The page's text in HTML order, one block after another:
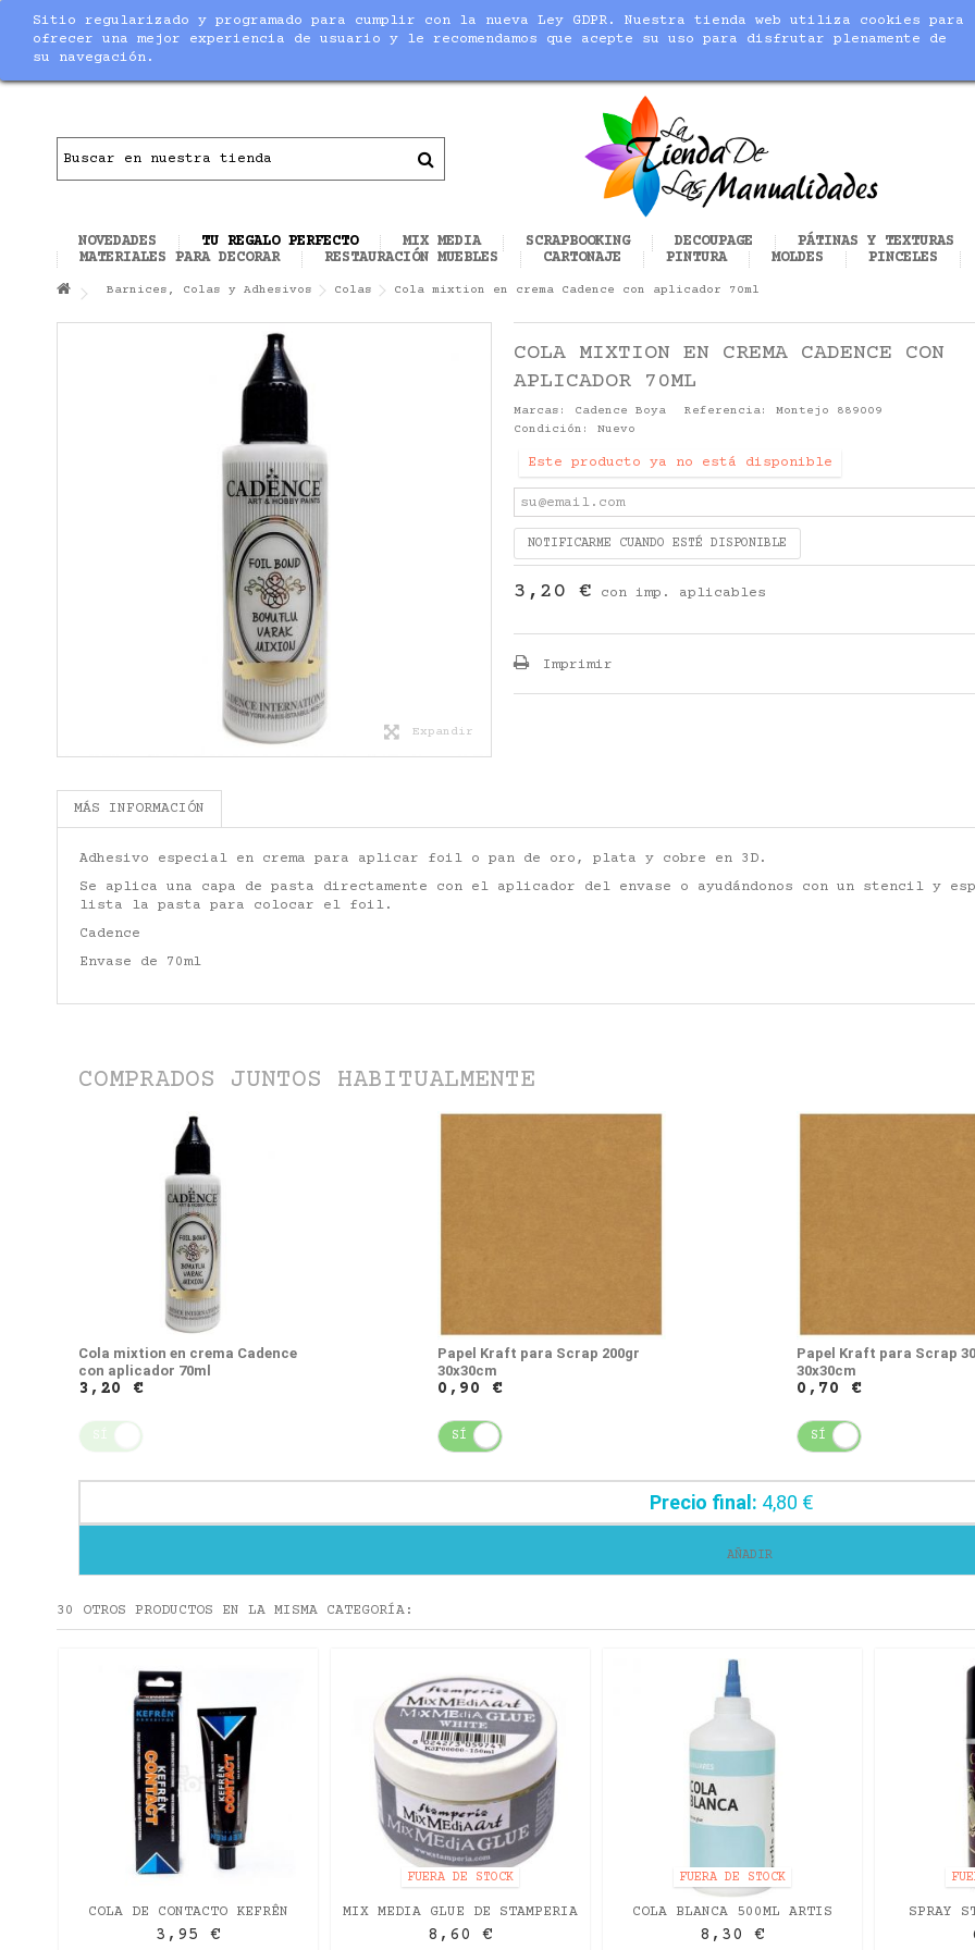
Notice : Undefined index: max_amount in/home/nuevaltm/public_html/modules/sequracheckout/lib/
Sitio regularizado y programado para cumplir con la nueva Ley GDPR. Nuestra tienda web utiliza cookies para
ofrecer una mejor experiencia de usuario y le recomendamos que acepte su uso para disfrutar plenamente de
su navegación.
Contacto
NOVEDADES TU REGALO PERFECTO MIX MEDIA SCRAPBOOKING DECOUPAGE
PÁTINAS Y TEXTURAS
MATERIALES PARA DECORAR
RESTAURACIÓN MUEBLES CARTONAJE PINTURA MOLDES PINCELES
Barnices, Colas y Adhesivos Colas Cola mixtion en crema Cadence con aplicador 70ml
Expandir
COLA MIXTION EN CREMA CADENCE CON
APLICADOR 70ML
Marcas: Cadence Boya Referencia:
Montejo 889009
Condición:
Nuevo
Este producto ya no está disponible
NOTIFICARME CUANDO ESTÉ DISPONIBLE
3,20 € con imp. aplicables
Imprimir
MÁS INFORMACIÓN
Adhesivo especial en crema para aplicar foil o pan de oro, plata y cobre en 3D.
Se aplica una capa de pasta directamente con el aplicador del envase o ayudándonos con un stencil y
lista la pasta para colocar el foil.
Cadence
Envase de 70ml
COMPRADOS JUNTOS HABITUALMENTE
Cola mixtion en crema Cadence
con aplicador 70ml
3,20 €
SÍ
Papel Kraft para Scrap 200gr
30x30cm
0,90 €
SÍ
Papel Kraft para Scrap
30x30cm
0,70 €
SÍ
Precio final: 4,80 €
AÑADIR
30 OTROS PRODUCTOS EN LA MISMA CATEGORÍA:
COLA DE CONTACTO KEFRÊN
3,95 €
FUERA DE STOCK
MIX MEDIA GLUE DE STAMPERIA
150ML
8,60 €
FUERA DE STOCK
COLA BLANCA 500ML ARTIS
DECOR
8,30 €
SPRAY